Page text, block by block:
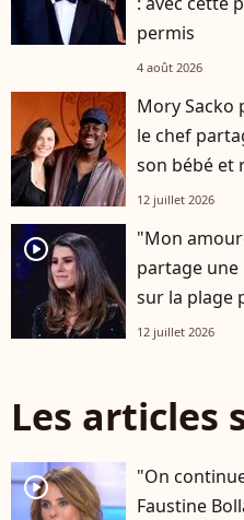
permis
4 août 2026
Mory Sacko
le chef
son bébé et
12 juillet 2026
player2
"Mon
partage
sur la plage
12 juillet 2026
Les articles
player2
"On
Faustine